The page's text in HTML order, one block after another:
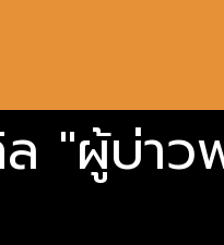
"ผู้บ่าว